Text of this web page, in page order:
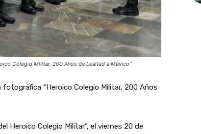
Colegio Militar, 200 Años de Lealtad a México”
“Heroico Colegio Militar, 200 Años
Heroico Colegio Militar”, el viernes 20 de